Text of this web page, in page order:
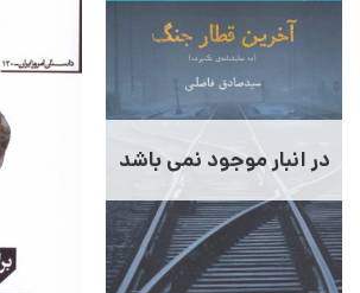
در انبار موجود نمی باشد